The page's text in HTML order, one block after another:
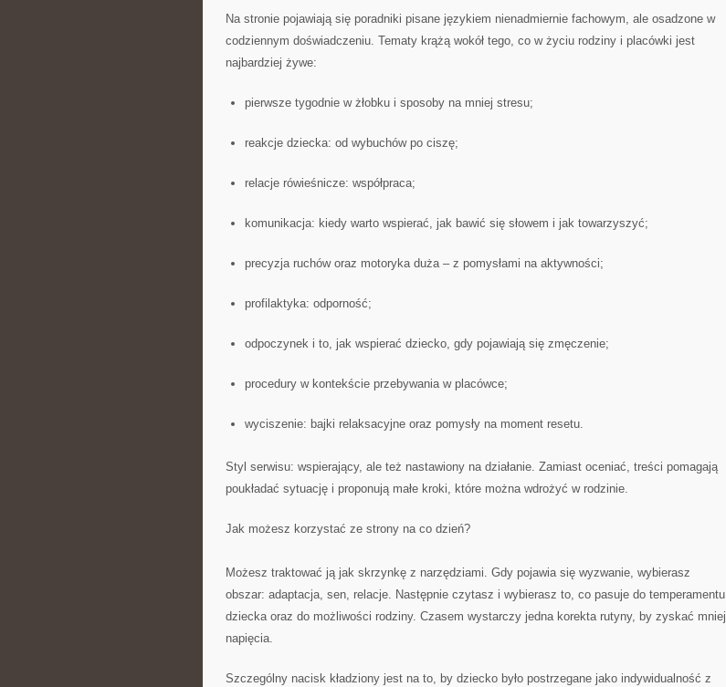
Na stronie pojawiają się poradniki pisane językiem nienadmiernie fachowym, ale osadzone w
codziennym doświadczeniu. Tematy krążą wokół tego, co w życiu rodziny i placówki jest
najbardziej żywe:
pierwsze tygodnie w żłobku i sposoby na mniej stresu;
reakcje dziecka: od wybuchów po ciszę;
relacje rówieśnicze: współpraca;
komunikacja: kiedy warto wspierać, jak bawić się słowem i jak towarzyszyć;
precyzja ruchów oraz motoryka duża – z pomysłami na aktywności;
profilaktyka: odporność;
odpoczynek i to, jak wspierać dziecko, gdy pojawiają się zmęczenie;
procedury w kontekście przebywania w placówce;
wyciszenie: bajki relaksacyjne oraz pomysły na moment resetu.
Styl serwisu: wspierający, ale też nastawiony na działanie. Zamiast oceniać, treści pomagają
poukładać sytuację i proponują małe kroki, które można wdrożyć w rodzinie.
Jak możesz korzystać ze strony na co dzień?
Możesz traktować ją jak skrzynkę z narzędziami. Gdy pojawia się wyzwanie, wybierasz
obszar: adaptacja, sen, relacje. Następnie czytasz i wybierasz to, co pasuje do temperamentu
dziecka oraz do możliwości rodziny. Czasem wystarczy jedna korekta rutyny, by zyskać mniej
napięcia.
Szczególny nacisk kładziony jest na to, by dziecko było postrzegane jako indywidualność z